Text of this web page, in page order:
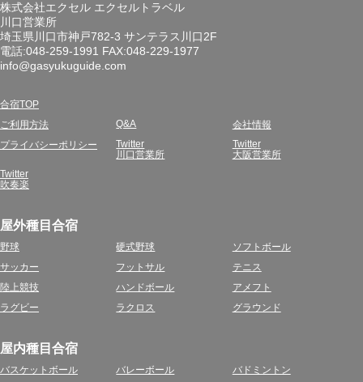
株式会社エクセル エクセルトラベル
川口営業所
埼玉県川口市神戸782-3 サンテラス川口2F
電話:048-259-1991 FAX:048-229-1977
info@gasyukuguide.com
合宿TOP
ご利用方法 Q&A 会社情報
プライバシーポリシー
Twitter
川口営業所
Twitter
大阪営業所
Twitter
吹奏楽
屋外種目合宿
野球 硬式野球 ソフトボール
サッカー フットサル テニス
陸上競技 ハンドボール アメフト
ラグビー ラクロス グラウンド
屋内種目合宿
バスケットボール バレーボール バドミントン